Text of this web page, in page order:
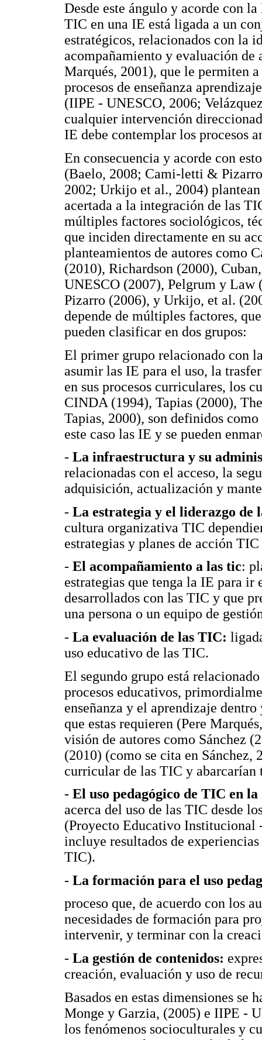
Desde este ángulo y acorde con
TIC en una IE está ligada a un
estratégicos, relacionados con la
acompañamiento y evaluación
Marqués, 2001), que le permiten
procesos de enseñanza
(IIPE - UNESCO, 2006;
cualquier intervención
IE debe contemplar los procesos
En consecuencia y acorde con
(Baelo, 2008; Cami-letti &
2002; Urkijo et al., 2004)
acertada a la integración de las
múltiples factores sociológicos,
que inciden directamente en su
planteamientos de autores como
(2010), Richardson (2000),
UNESCO (2007), Pelgrum y Law
Pizarro (2006), y Urkijo, et al.
depende de múltiples factores,
pueden clasificar en dos grupos:
El primer grupo relacionado con
asumir las IE para el uso, la
en sus procesos curriculares, los
CINDA (1994), Tapias (2000),
Tapias, 2000), son definidos
este caso las IE y se pueden
- La infraestructura y su
relacionadas con el acceso, la
adquisición, actualización y
- La estrategia y el liderazgo de
cultura organizativa TIC
estrategias y planes de acción
- El acompañamiento a las tic:
estrategias que tenga la IE para ir
desarrollados con las TIC y que
una persona o un equipo de
- La evaluación de las TIC:
uso educativo de las TIC.
El segundo grupo está
procesos educativos,
enseñanza y el aprendizaje
que estas requieren (Pere
visión de autores como Sánchez
(2010) (como se cita en
curricular de las TIC y abarcarían
- El uso pedagógico de TIC en
acerca del uso de las TIC desde
(Proyecto Educativo Institucional
incluye resultados de
TIC).
- La formación para el uso
proceso que, de acuerdo con los
necesidades de formación para
intervenir, y terminar con la
- La gestión de contenidos:
creación, evaluación y uso de
Basados en estas dimensiones se
Monge y Garzia, (2005) e IIPE -
los fenómenos socioculturales y